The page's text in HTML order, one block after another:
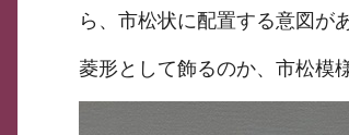
ら、市松状に配置する意図が
菱形として飾るのか、市松模